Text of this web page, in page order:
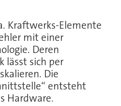
Kraftwerks-Elemente
mit einer
Deren
lässt sich per
Die
entsteht
Hardware.